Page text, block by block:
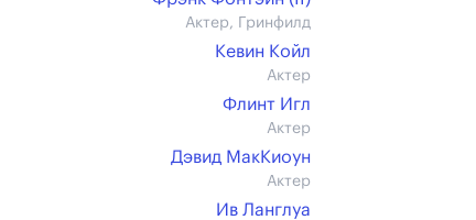
Актер, Гринфилд
Кевин Койл
Актер
Флинт Игл
Актер
Дэвид МакКиоун
Актер
Ив Ланглуа